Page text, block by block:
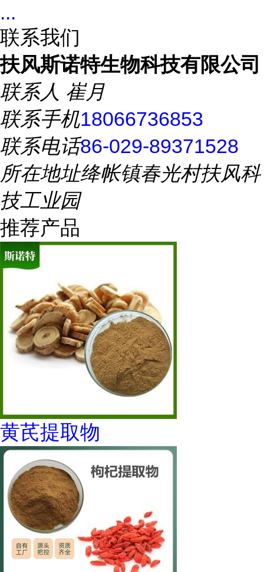
...
联系我们
扶风斯诺特生物科技有限公司
联系人 崔月
联系手机18066736853
联系电话86-029-89371528
所在地址绛帐镇春光村扶风科
技工业园
推荐产品
黄芪提取物